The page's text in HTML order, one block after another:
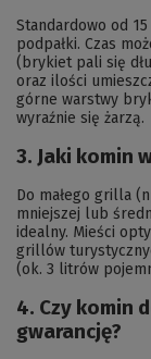
Standardowo od
podpałki. Czas
(brykiet pali się
oraz ilości
górne warstwy
wyraźnie się żarzą.
3. Jaki komin
Do małego grilla
mniejszej lub
idealny. Mieści
grillów
(ok. 3 litrów
4. Czy komin
gwarancję?